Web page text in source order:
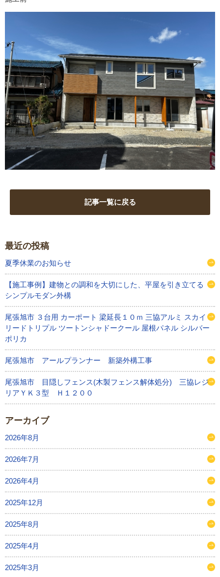
記事一覧に戻る
最近の投稿
夏季休業のお知らせ
【施工事例】建物との調和を大切にした、平屋を引き立てる
シンプルモダン外構
尾張旭市 ３台用 カーポート 梁延長１０ｍ 三協アルミ スカイ
リードトリプル ツートンシャドークール 屋根パネル シルバー
ポリカ
尾張旭市 アールプランナー 新築外構工事
尾張旭市 目隠しフェンス(木製フェンス解体処分) 三協レジ
リアＹＫ３型 Ｈ１２００
アーカイブ
2026年8月
2026年7月
2026年4月
2025年12月
2025年8月
2025年4月
2025年3月